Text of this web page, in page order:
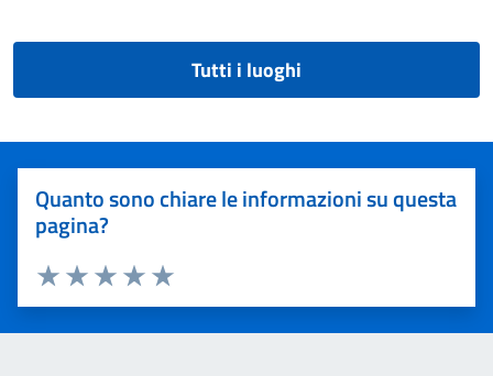
Tutti i luoghi
Quanto sono chiare le informazioni su questa
pagina?
Valuta 5 stelle su 5
Valuta 4 stelle su 5
Valuta 3 stelle su 5
Valuta 2 stelle su 5
Valuta 1 stelle su 5